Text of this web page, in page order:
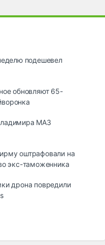
подешевел
обновляют 65-
МАЗ
оштрафовали на
экс-таможенника
дрона повредили